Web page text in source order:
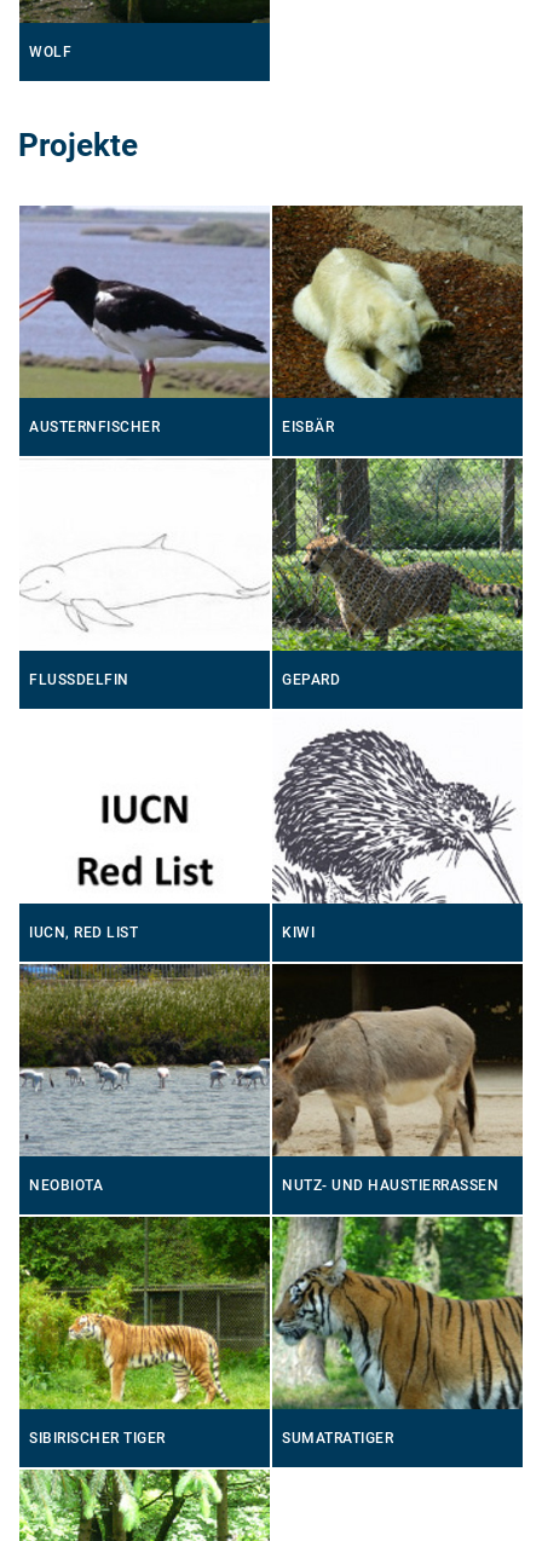
WOLF
Projekte
AUSTERNFISCHER EISBÄR
FLUSSDELFIN GEPARD
IUCN, RED LIST KIWI
NEOBIOTA NUTZ- UND HAUSTIERRASSEN
SIBIRISCHER TIGER SUMATRATIGER